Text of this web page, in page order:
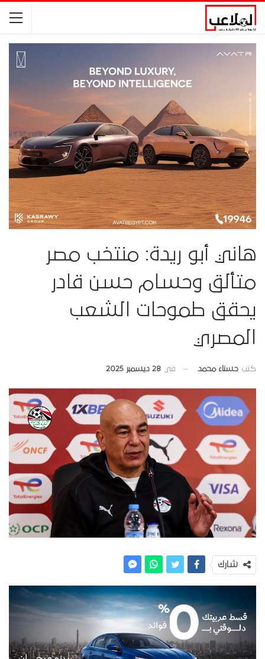
هاني أبو ريدة: منتخب مصر
متألق وحسام حسن قادر
يحقق طموحات الشعب
المصري
كتب حسناء محمد في 28 ديسمبر 2025
شارك